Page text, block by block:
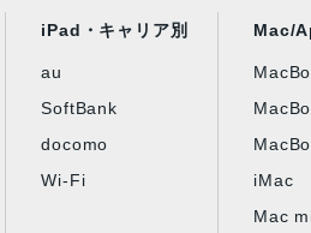
iPad・キャリア別
au
SoftBank
docomo
Wi-Fi
Mac/
iMac
Mac